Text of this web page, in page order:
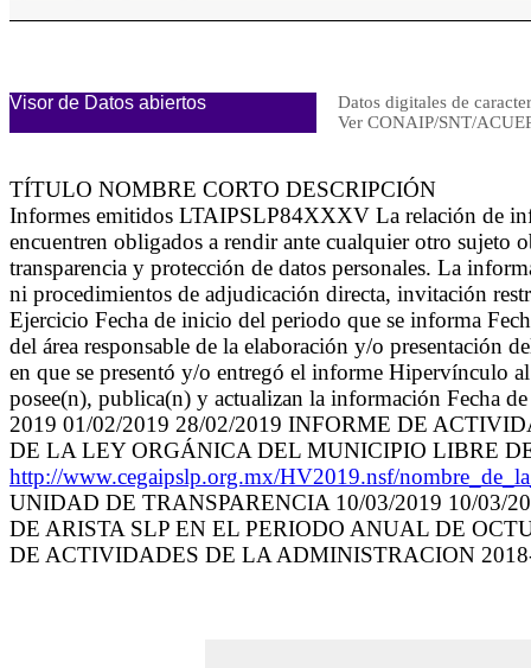
Visor de Datos abiertos
Datos digitales de
Ver CONAIP/SNT/
TÍTULO NOMBRE CORTO DESCRIPCIÓN
Informes emitidos LTAIPSLP84XXXV La relación de
encuentren obligados a rendir ante cualquier otro sujeto
transparencia y protección de datos personales. La
ni procedimientos de adjudicación directa, invitación
Ejercicio Fecha de inicio del periodo que se informa
del área responsable de la elaboración y/o presentación
en que se presentó y/o entregó el informe Hipervínculo
posee(n), publica(n) y actualizan la información Fecha
2019 01/02/2019 28/02/2019 INFORME DE
DE LA LEY ORGÁNICA DEL MUNICIPIO LIBRE
http://www.cegaipslp.org.mx/HV2019.nsf/
UNIDAD DE TRANSPARENCIA 10/03/2019 10/
DE ARISTA SLP EN EL PERIODO ANUAL DE
DE ACTIVIDADES DE LA ADMINISTRACION